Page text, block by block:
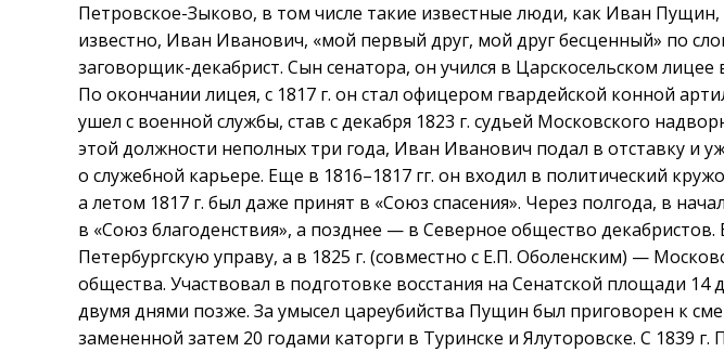
Петровское-Зыково, в том числе такие известные люди, как Иван Пущин,
известно, Иван Иванович, «мой первый друг, мой друг бесценный» по
заговорщик-декабрист. Сын сенатора, он учился в Царскосельском
По окончании лицея, с 1817 г. он стал офицером гвардейской конной
ушел с военной службы, став с декабря 1823 г. судьей Московского
этой должности неполных три года, Иван Иванович подал в отставку и
о служебной карьере. Еще в 1816–1817 гг. он входил в политический
а летом 1817 г. был даже принят в «Союз спасения». Через полгода, в
в «Союз благоденствия», а позднее — в Северное общество декабристов.
Петербургскую управу, а в 1825 г. (совместно с Е.П. Оболенским) —
общества. Участвовал в подготовке восстания на Сенатской площади 14
двумя днями позже. За умысел цареубийства Пущин был приговорен к
замененной затем 20 годами каторги в Туринске и Ялуторовске. С 1839